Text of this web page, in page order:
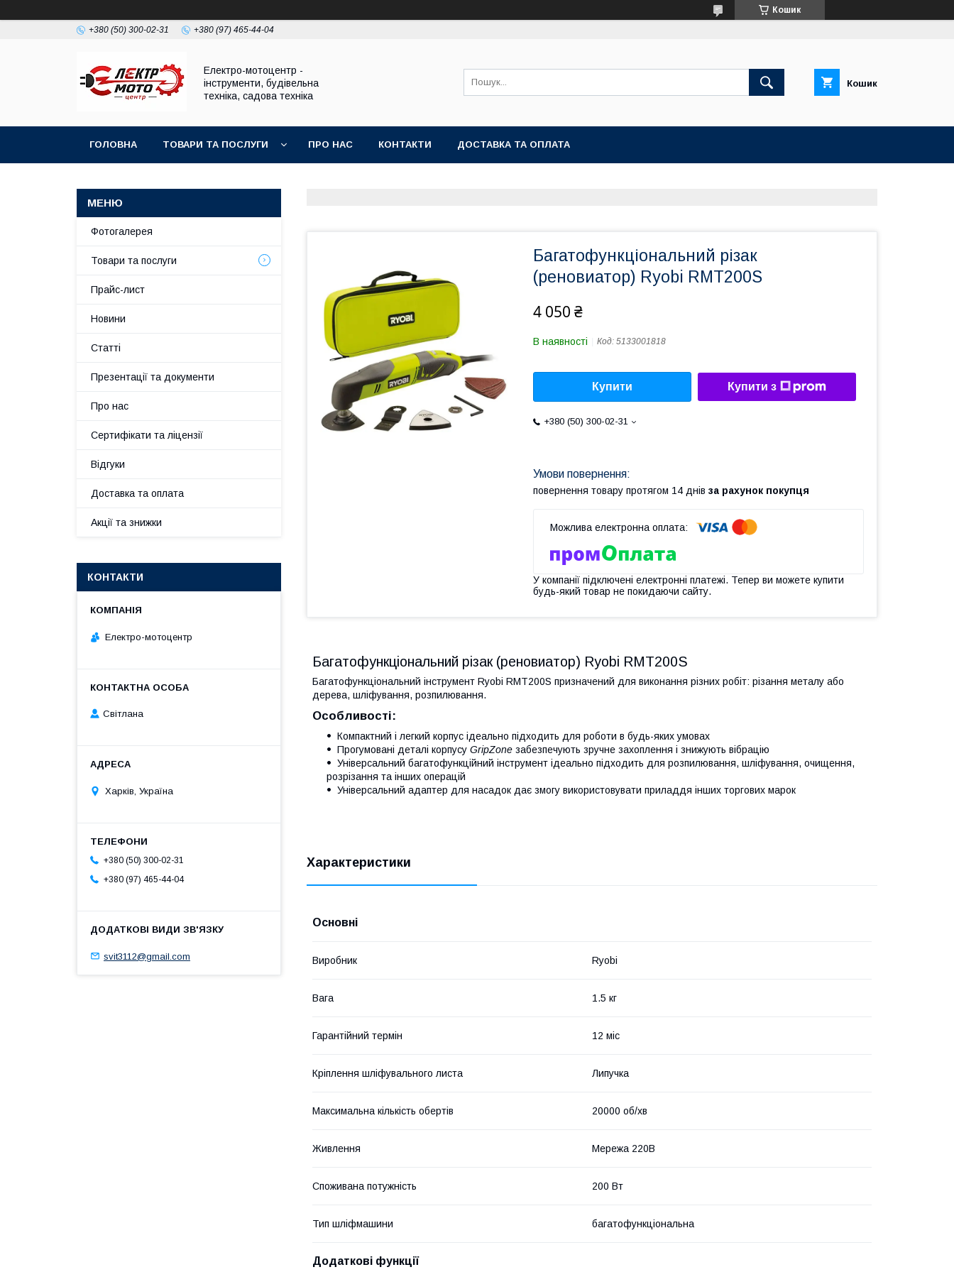
Кошик
+380 (50) 300-02-31 +380 (97) 465-44-04
Електро-мотоцентр -
інструменти, будівельна
техніка, садова техніка
Кошик
ГОЛОВНА ТОВАРИ ТА ПОСЛУГИ ПРО НАС КОНТАКТИ ДОСТАВКА ТА ОПЛАТА
Багатофункціональний різак
(реновиатор) Ryobi RMT200S
4 050 ₴
В наявності Код: 5133001818
Купити Купити з
+380 (50) 300-02-31
повернення товару протягом 14 днів за рахунок покупця
У компанії підключені електронні платежі. Тепер ви можете купити
будь-який товар не покидаючи сайту.
Багатофункціональний різак (реновиатор) Ryobi RMT200S
Багатофункціональний інструмент Ryobi RMT200S призначений для виконання різних робіт: різання металу або
дерева, шліфування, розпилювання.
Особливості:
Компактний і легкий корпус ідеально підходить для роботи в будь-яких умовах
Прогумовані деталі корпусу GripZone забезпечують зручне захоплення і знижують вібрацію
Універсальний багатофункційний інструмент ідеально підходить для розпилювання, шліфування, очищення,
розрізання та інших операцій
Універсальний адаптер для насадок дає змогу використовувати приладдя інших торгових марок
Характеристики
Основні
Виробник Ryobi
Вага 1.5 кг
Гарантійний термін 12 міс
Кріплення шліфувального листа Липучка
Максимальна кількість обертів 20000 об/хв
Живлення Мережа 220В
Споживана потужність 200 Вт
Тип шліфмашини багатофункціональна
Додаткові функції
Фотогалерея
Товари та послуги
Прайс-лист
Новини
Статті
Презентації та документи
Про нас
Сертифікати та ліцензії
Відгуки
Доставка та оплата
Акції та знижки
КОНТАКТИ
Електро-мотоцентр
Світлана
Харків, Україна
+380 (50) 300-02-31
+380 (97) 465-44-04
svit3112@gmail.com